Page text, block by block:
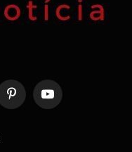
PinterestYouTube